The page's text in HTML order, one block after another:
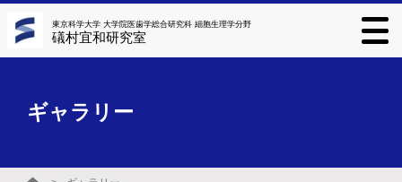
東京科学大学 大学院医歯学総合研究科 細胞生理学分野
礒村宜和研究室
ギャラリー